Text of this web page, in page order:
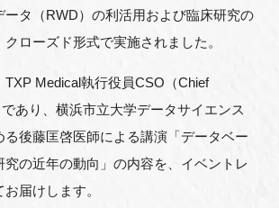
ム
ータ（RWD）の利活用および臨床研究の
ローズド形式で実施されました。
TXP Medical執行役員CSO（Chief
あり、横浜市立大学データサイエンス
る後藤匡啓医師による講演「データベー
究の近年の動向」の内容を、イベントレ
届けします。